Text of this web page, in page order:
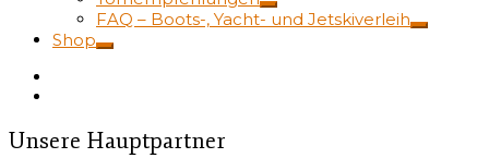
FAQ – Boots-, Yacht- und Jetskiverleih
Shop
Unsere Hauptpartner